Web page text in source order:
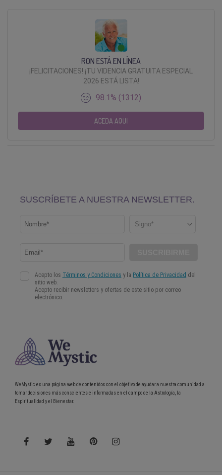
RON ESTÁ EN LÍNEA
¡FELICITACIONES! ¡TU VIDENCIA GRATUITA ESPECIAL
2026 ESTÁ LISTA!
98.1% (1312)
ACEDA AQUI
WeMystic es una página web de contenidos con el objetivo de ayudar a nuestra comunidad a
tomar decisiones más conscientes e informadas en el campo de la Astrología, la
Espiritualidad y el Bienestar.